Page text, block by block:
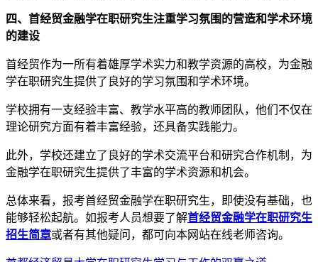
四、首经贸金融学在职研究生注重学习氛围的营造和学术环境
的建设
首经贸作为一所有着雄厚学术实力和教学资源的高校，为金融
学在职研究生提供了良好的学习氛围和学术环境。
学校拥有一支经验丰富、教学水平高的教师团队，他们不仅在
理论研究方面有着丰富经验，还具备实践能力。
此外，学校还建立了良好的学术交流平台和研究合作机制，为
金融学在职研究生提供了丰富的学术资源和机会。
总体来看，报考首经贸金融学在职研究生，即使没有基础，也
能够轻松起航。如报考人员想要了解首经贸金融学在职研究生
招生简章或者有其他疑问，都可向本网站在线老师咨询。